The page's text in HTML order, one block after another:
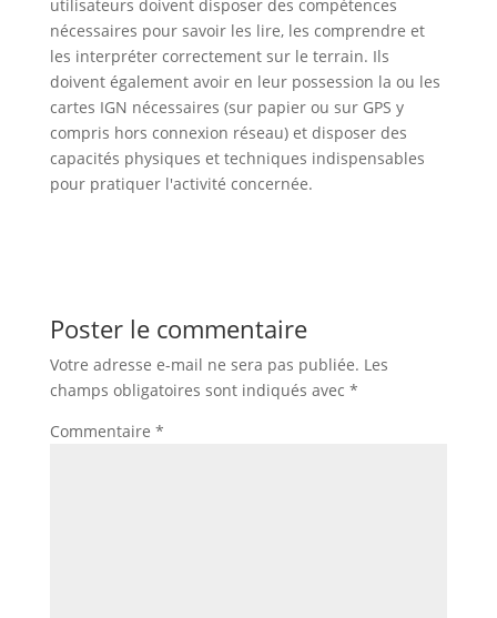
utilisateurs doivent disposer des compétences
nécessaires pour savoir les lire, les comprendre et
les interpréter correctement sur le terrain. Ils
doivent également avoir en leur possession la ou les
cartes IGN nécessaires (sur papier ou sur GPS y
compris hors connexion réseau) et disposer des
capacités physiques et techniques indispensables
pour pratiquer l'activité concernée.
Poster le commentaire
Votre adresse e-mail ne sera pas publiée. Les
champs obligatoires sont indiqués avec *
Commentaire *